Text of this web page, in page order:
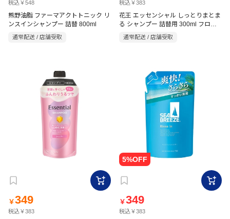
税込￥548
熊野油脂 ファーマアクトトニック リ
ンスインシャンプー 詰替 800ml
通常配送 / 店舗受取
税込￥383
花王 エッセンシャル しっとりまとま
る シャンプー 詰替用 300ml フロー
ラルブーケの香り
通常配送 / 店舗受取
￥349
税込￥383
￥349
税込￥383